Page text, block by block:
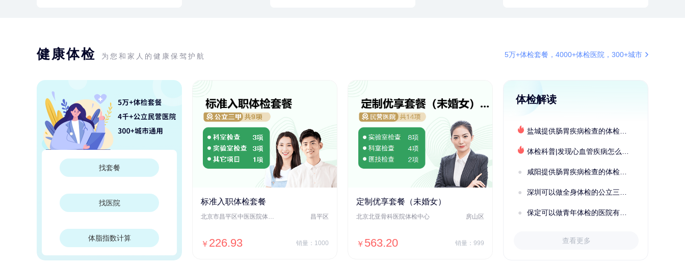
7分钟前 叶** 159xxxx4361
成功预约了男性婚前体检基础套餐
7分钟前 毛** 138xxxx7616
素矿物质片1.5g*60片*2瓶
刚刚 侯** 149xxxx5575
（护肝片）1.02g*120片
健康体检 为您和家人的健康保驾护航 5万+体检套餐，4000+体检医院，300+城市
找套餐
找医院
体脂指数计算
标准入职体检套餐
北京市昌平区中医医院体检中心 昌平区
￥ 226.93 销量：1000
定制优享套餐（未婚女）
北京北亚骨科医院体检中心 房山区
￥ 563.20 销量：999
秦皇岛市第一医院体检中心 北戴河区
体检解读
盐城提供肠胃疾病检查的体检套餐有哪些？体检机构有哪些选择？如何预约？
体检科普|发现心血管疾病怎么办？
咸阳提供肠胃疾病检查的体检套餐有哪些？体检机构有哪些选择？如何预约？
深圳可以做全身体检的公立三甲医院及体检套餐汇总
保定可以做青年体检的医院有哪些？有哪些套餐可以选择？
查看更多